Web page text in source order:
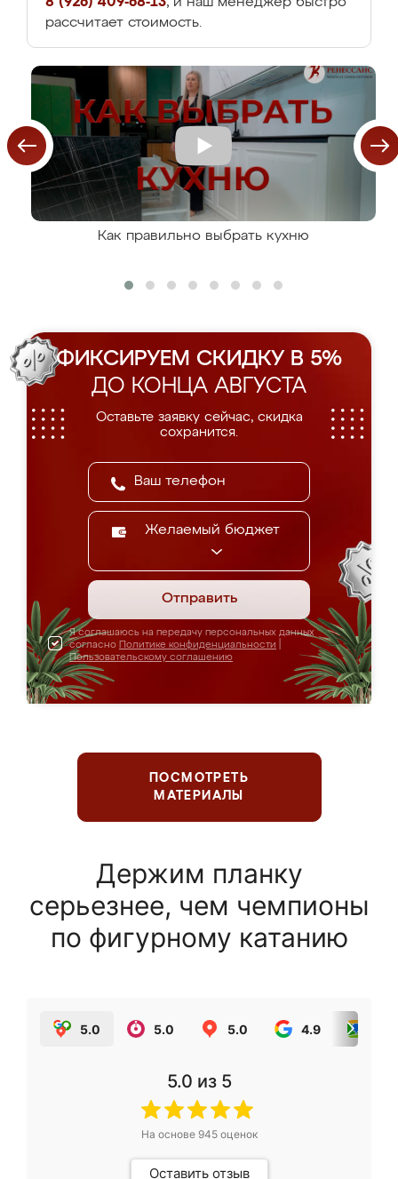
рассчитает стоимость.
Как правильно выбрать кухню
ФИКСИРУЕМ СКИДКУ В 5%
ДО КОНЦА АВГУСТА
Оставьте заявку сейчас, скидка
сохранится.
Желаемый бюджет
Отправить
Я соглашаюсь на передачу персональных данных
согласно Политике конфиденциальности
Пользовательскому соглашению
ПОСМОТРЕТЬ
МАТЕРИАЛЫ
Держим планку
серьезнее, чем чемпионы
по фигурному катанию
5.0 5.0 5.0 4.9
5.0 из 5
На основе 945оценок
Оставить отзыв